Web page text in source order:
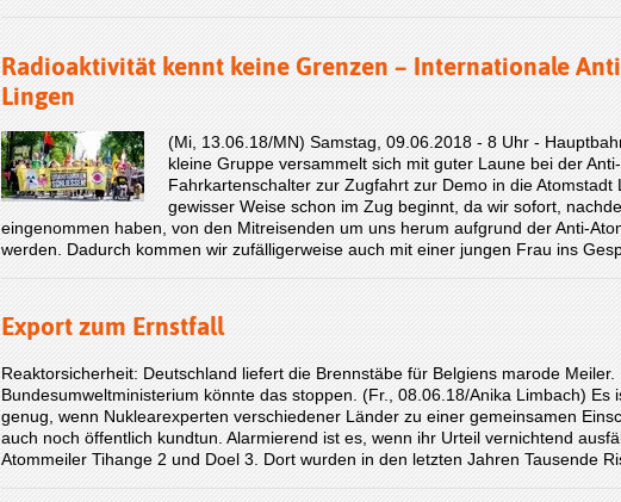
Radioaktivität kennt keine Grenzen – Internationale
Lingen
(Mi, 13.06.18/MN) Samstag, 09.06.2018 - 8 Uhr -
kleine Gruppe versammelt sich mit guter Laune bei der
Fahrkartenschalter zur Zugfahrt zur Demo in die Atomstadt
gewisser Weise schon im Zug beginnt, da wir sofort,
eingenommen haben, von den Mitreisenden um uns herum aufgrund der Anti-
werden. Dadurch kommen wir zufälligerweise auch mit einer jungen Frau ins
Export zum Ernstfall
Reaktorsicherheit: Deutschland liefert die Brennstäbe für Belgiens marode Meiler.
Bundesumweltministerium könnte das stoppen. (Fr., 08.06.18/Anika Limbach) Es
genug, wenn Nuklearexperten verschiedener Länder zu einer gemeinsamen
auch noch öffentlich kundtun. Alarmierend ist es, wenn ihr Urteil vernichtend
Atommeiler Tihange 2 und Doel 3. Dort wurden in den letzten Jahren Tausende